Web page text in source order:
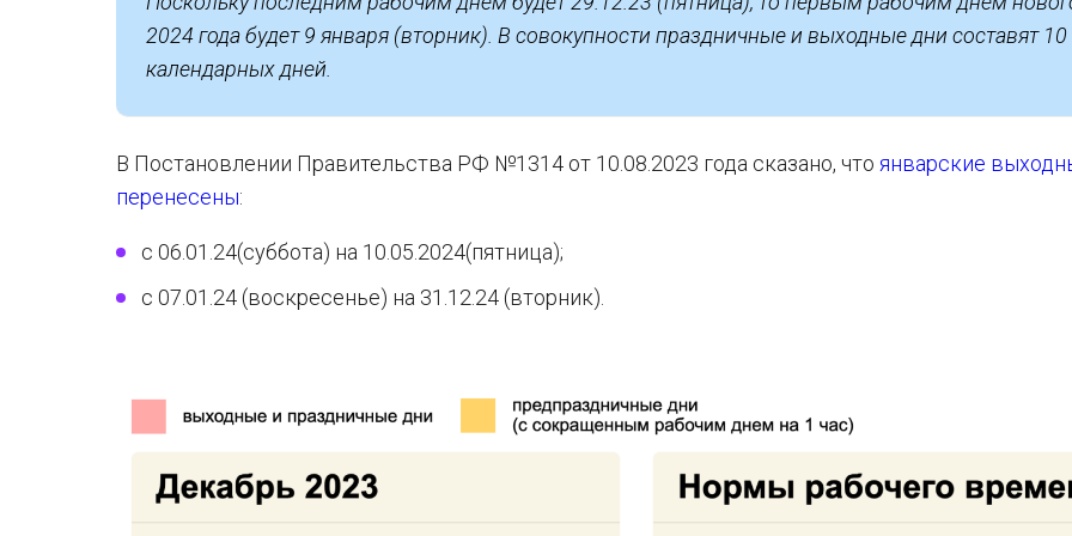
2024 года будет 9 января (вторник). В совокупности праздничные и выходные дни составят 10
календарных дней.
В Постановлении Правительства РФ №1314 от 10.08.2023 года сказано, что январские
перенесены:
с 06.01.24(суббота) на 10.05.2024(пятница);
с 07.01.24 (воскресенье) на 31.12.24 (вторник).